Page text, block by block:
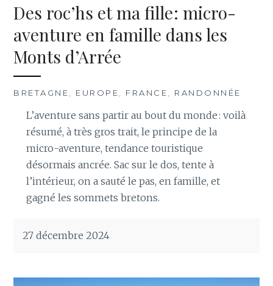
Des roc’hs et ma fille : micro-
aventure en famille dans les
Monts d’Arrée
BRETAGNE EUROPE FRANCE RANDONNÉE
L’aventure sans partir au bout du monde : voilà
résumé, à très gros trait, le principe de la
micro-aventure, tendance touristique
désormais ancrée. Sac sur le dos, tente à
l’intérieur, on a sauté le pas, en famille, et
gagné les sommets bretons.
27 décembre 2024